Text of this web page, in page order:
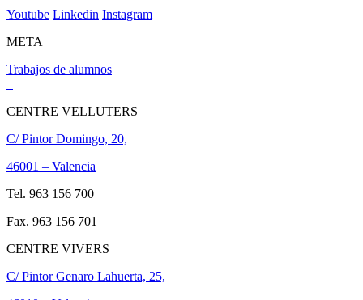
Youtube Linkedin Instagram
META
Trabajos de alumnos
CENTRE VELLUTERS
C/ Pintor Domingo, 20,
46001 – Valencia
Tel. 963 156 700
Fax. 963 156 701
CENTRE VIVERS
C/ Pintor Genaro Lahuerta, 25,